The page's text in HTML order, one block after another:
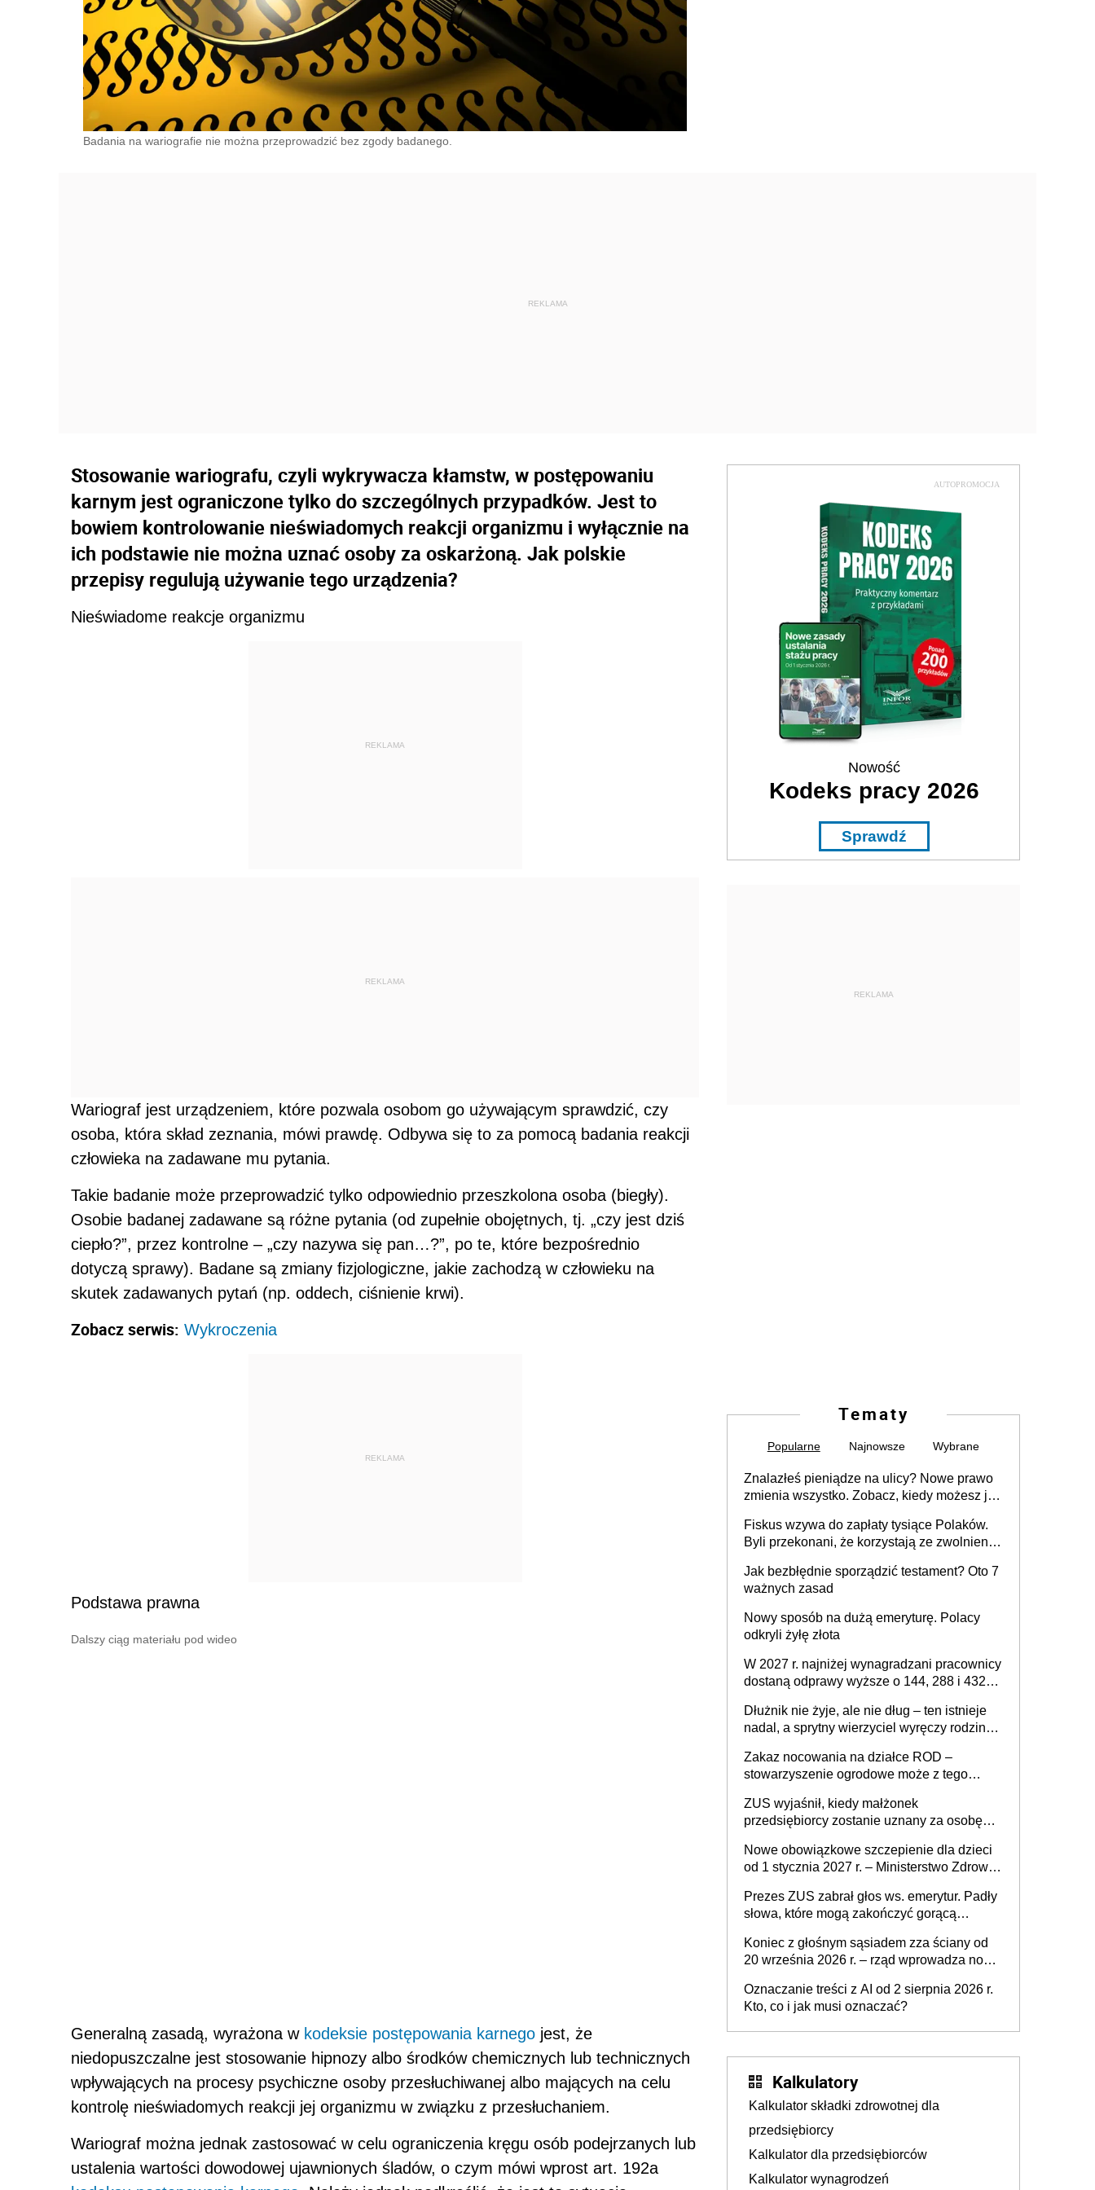
Badania na wariografie nie można przeprowadzić bez zgody badanego.
Stosowanie wariografu, czyli wykrywacza kłamstw, w postępowaniu
karnym jest ograniczone tylko do szczególnych przypadków. Jest to
bowiem kontrolowanie nieświadomych reakcji organizmu i wyłącznie na
ich podstawie nie można uznać osoby za oskarżoną. Jak polskie
przepisy regulują używanie tego urządzenia?
Nieświadome reakcje organizmu
REKLAMA
REKLAMA
Wariograf jest urządzeniem, które pozwala osobom go używającym sprawdzić, czy
osoba, która skład zeznania, mówi prawdę. Odbywa się to za pomocą badania reakcji
człowieka na zadawane mu pytania.
Takie badanie może przeprowadzić tylko odpowiednio przeszkolona osoba (biegły).
Osobie badanej zadawane są różne pytania (od zupełnie obojętnych, tj. „czy jest dziś
ciepło?”, przez kontrolne – „czy nazywa się pan…?”, po te, które bezpośrednio
dotyczą sprawy). Badane są zmiany fizjologiczne, jakie zachodzą w człowieku na
skutek zadawanych pytań (np. oddech, ciśnienie krwi).
Zobacz serwis: Wykroczenia
REKLAMA
Podstawa prawna
Dalszy ciąg materiału pod wideo
Generalną zasadą, wyrażona w kodeksie postępowania karnego jest, że
niedopuszczalne jest stosowanie hipnozy albo środków chemicznych lub technicznych
wpływających na procesy psychiczne osoby przesłuchiwanej albo mających na celu
kontrolę nieświadomych reakcji jej organizmu w związku z przesłuchaniem.
Wariograf można jednak zastosować w celu ograniczenia kręgu osób podejrzanych lub
ustalenia wartości dowodowej ujawnionych śladów, o czym mówi wprost art. 192a
AUTOPROMOCJA
Nowość
Kodeks pracy 2026
Sprawdź
REKLAMA
Tematy
Popularne Najnowsze Wybrane
Znalazłeś pieniądze na ulicy? Nowe prawo
zmienia wszystko. Zobacz, kiedy możesz je
Fiskus wzywa do zapłaty tysiące Polaków.
Byli przekonani, że korzystają ze zwolnienia
Jak bezbłędnie sporządzić testament? Oto 7
ważnych zasad
Nowy sposób na dużą emeryturę. Polacy
odkryli żyłę złota
W 2027 r. najniżej wynagradzani pracownicy
dostaną odprawy wyższe o 144, 288 i 432
Dłużnik nie żyje, ale nie dług – ten istnieje
nadal, a sprytny wierzyciel wyręczy rodzinę
Zakaz nocowania na działce ROD –
stowarzyszenie ogrodowe może z tego
działki (wypowiedzieć dzierżawę)?
ZUS wyjaśnił, kiedy małżonek
przedsiębiorcy zostanie uznany za osobę
Nowe obowiązkowe szczepienie dla dzieci
od 1 stycznia 2027 r. – Ministerstwo Zdrowia
2027 r.
Prezes ZUS zabrał głos ws. emerytur. Padły
słowa, które mogą zakończyć gorącą
Koniec z głośnym sąsiadem zza ściany od
20 września 2026 r. – rząd wprowadza nowe
mieszkańców
Oznaczanie treści z AI od 2 sierpnia 2026 r.
Kto, co i jak musi oznaczać?
Kalkulatory
Kalkulator składki zdrowotnej dla
przedsiębiorcy
Kalkulator dla przedsiębiorców
Kalkulator wynagrodzeń